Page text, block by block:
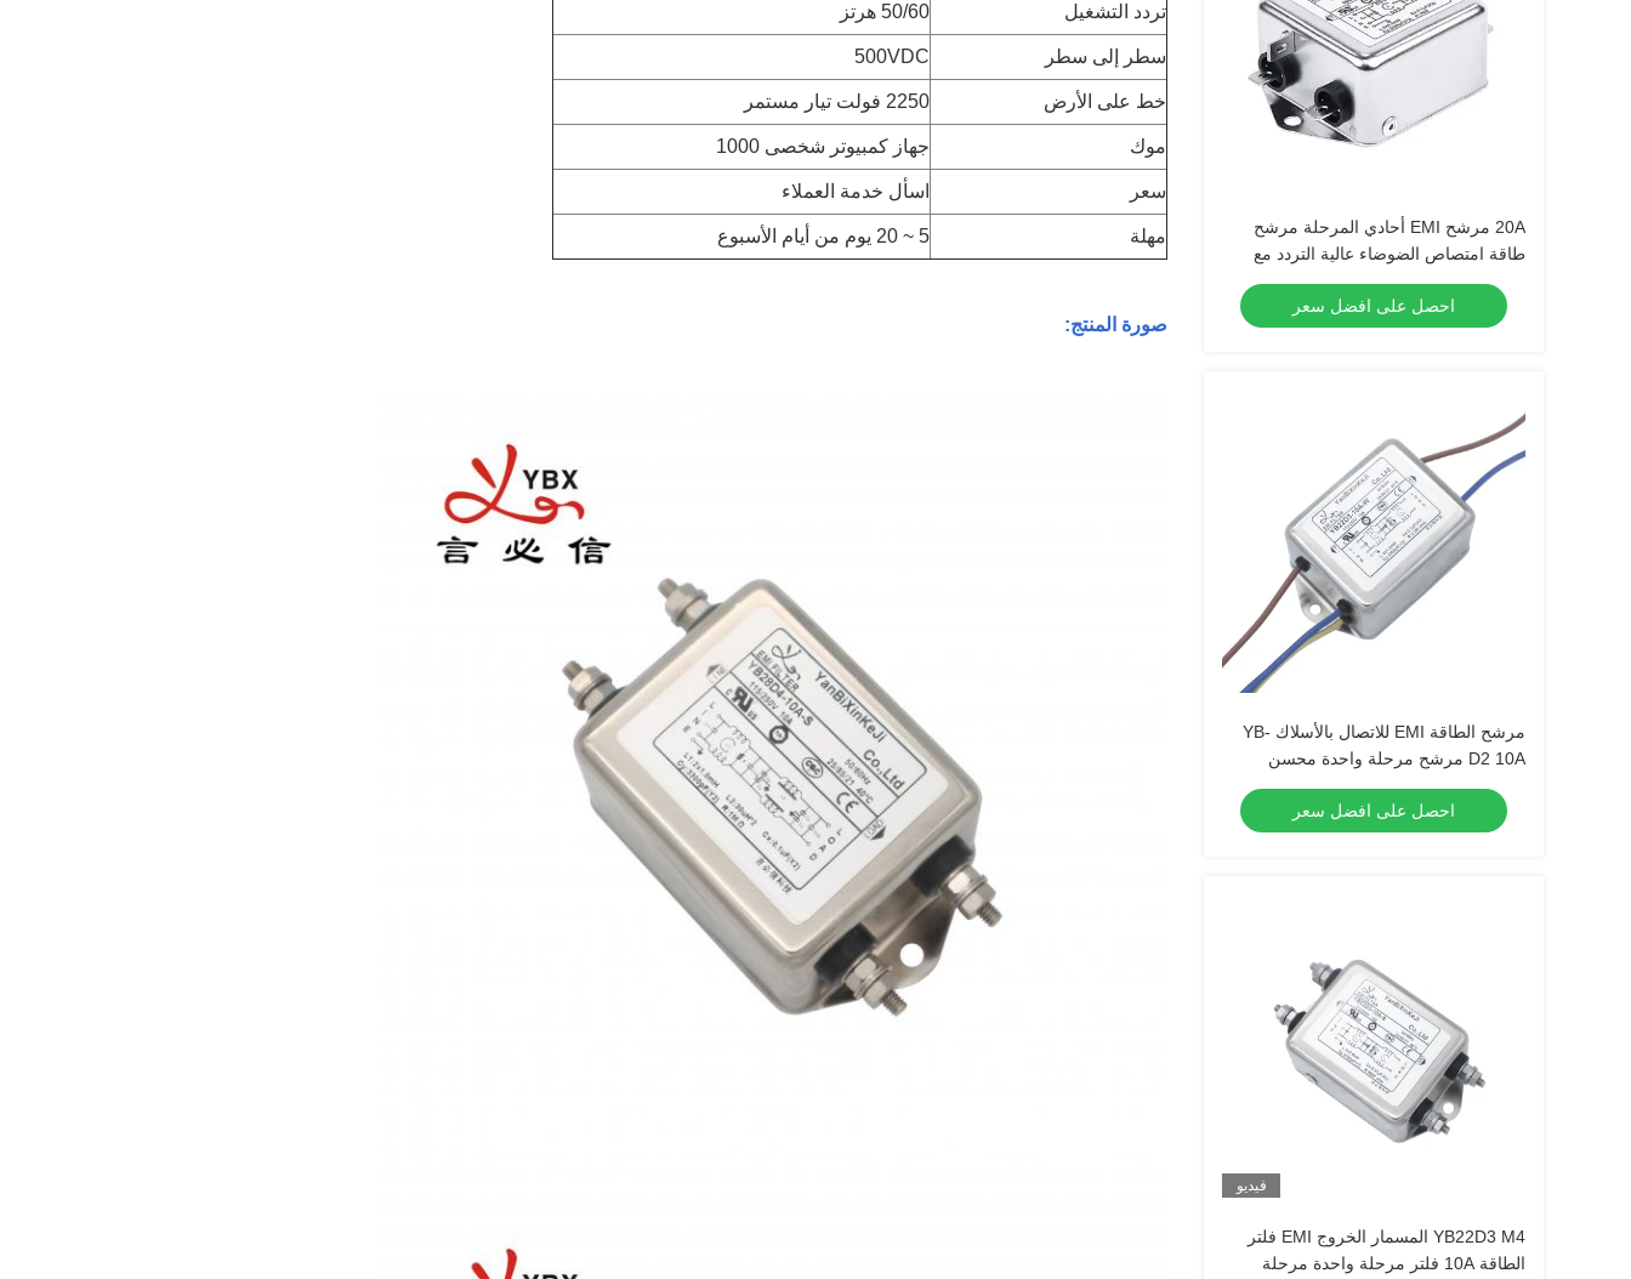
20A مرشح EMI أحادي المرحلة مرشح
طاقة امتصاص الضوضاء عالية التردد مع
مقاومة محسنة
احصل على افضل سعر
مرشح الطاقة EMI للاتصال بالأسلاك YB-
D2 10A مرشح مرحلة واحدة محسن
لمهبط الركض
احصل على افضل سعر
فيديو
YB22D3 M4 المسمار الخروج EMI فلتر
الطاقة 10A فلتر مرحلة واحدة مرحلة
تردد التشغيل 50/60 هرتز
سطر إلى سطر 500VDC
خط على الأرض 2250 فولت تيار مستمر
موك جهاز كمبيوتر شخصى 1000
سعر اسأل خدمة العملاء
مهلة 5 ~ 20 يوم من أيام الأسبوع
صورة المنتج: